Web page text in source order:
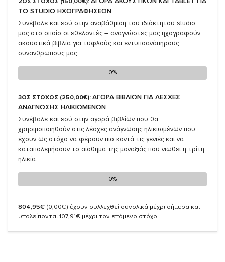
TO STUDIO ΗΧΟΓΡΑΦΗΣΕΩΝ
Συνέβαλε και εσύ στην αναβάθμιση του ιδιόκτητου studio
μας στο οποίο οι εθελοντές – αναγνώστες μας ηχογραφούν
ακουστικά βιβλία για τυφλούς και εντυποανάπηρους
συνανθρώπους μας.
0%
0%
3ΟΣ ΣΤΟΧΟΣ (250,00€): ΑΓΟΡΑ ΒΙΒΛΙΩΝ ΓΙΑ ΛΕΣΧΕΣ
ΑΝΑΓΝΩΣΗΣ ΗΛΙΚΙΩΜΕΝΩΝ
Συνέβαλε και εσύ στην αγορά βιβλίων που θα
χρησιμοποιηθούν στις λέσχες ανάγνωσης ηλικιωμένων που
έχουν ως στόχο να φέρουν πιο κοντά τις γενιές και να
καταπολεμήσουν το αίσθημα της μοναξιάς που νιώθει η τρίτη
ηλικία.
0%
0%
804,95€ (0,00€) έχουν συλλεχθεί συνολικά μέχρι σήμερα και
υπολείπονται 107,91€ μέχρι τον επόμενο στόχο